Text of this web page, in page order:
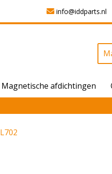
info@iddparts.nl
Magnetische afdichtingen